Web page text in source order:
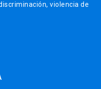
violencia de